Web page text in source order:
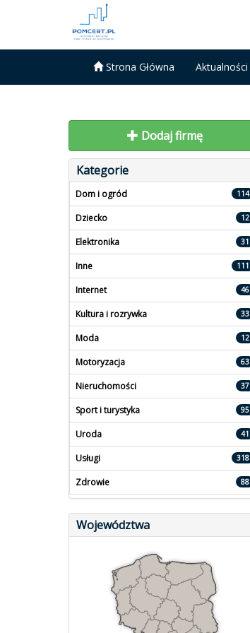
Strona Główna Aktualności
Dodaj firmę
Kategorie
114
Dom i ogród
12
Dziecko
31
Elektronika
111
Inne
46
Internet
33
Kultura i rozrywka
12
Moda
63
Motoryzacja
37
Nieruchomości
95
Sport i turystyka
41
Uroda
318
Usługi
88
Zdrowie
Województwa